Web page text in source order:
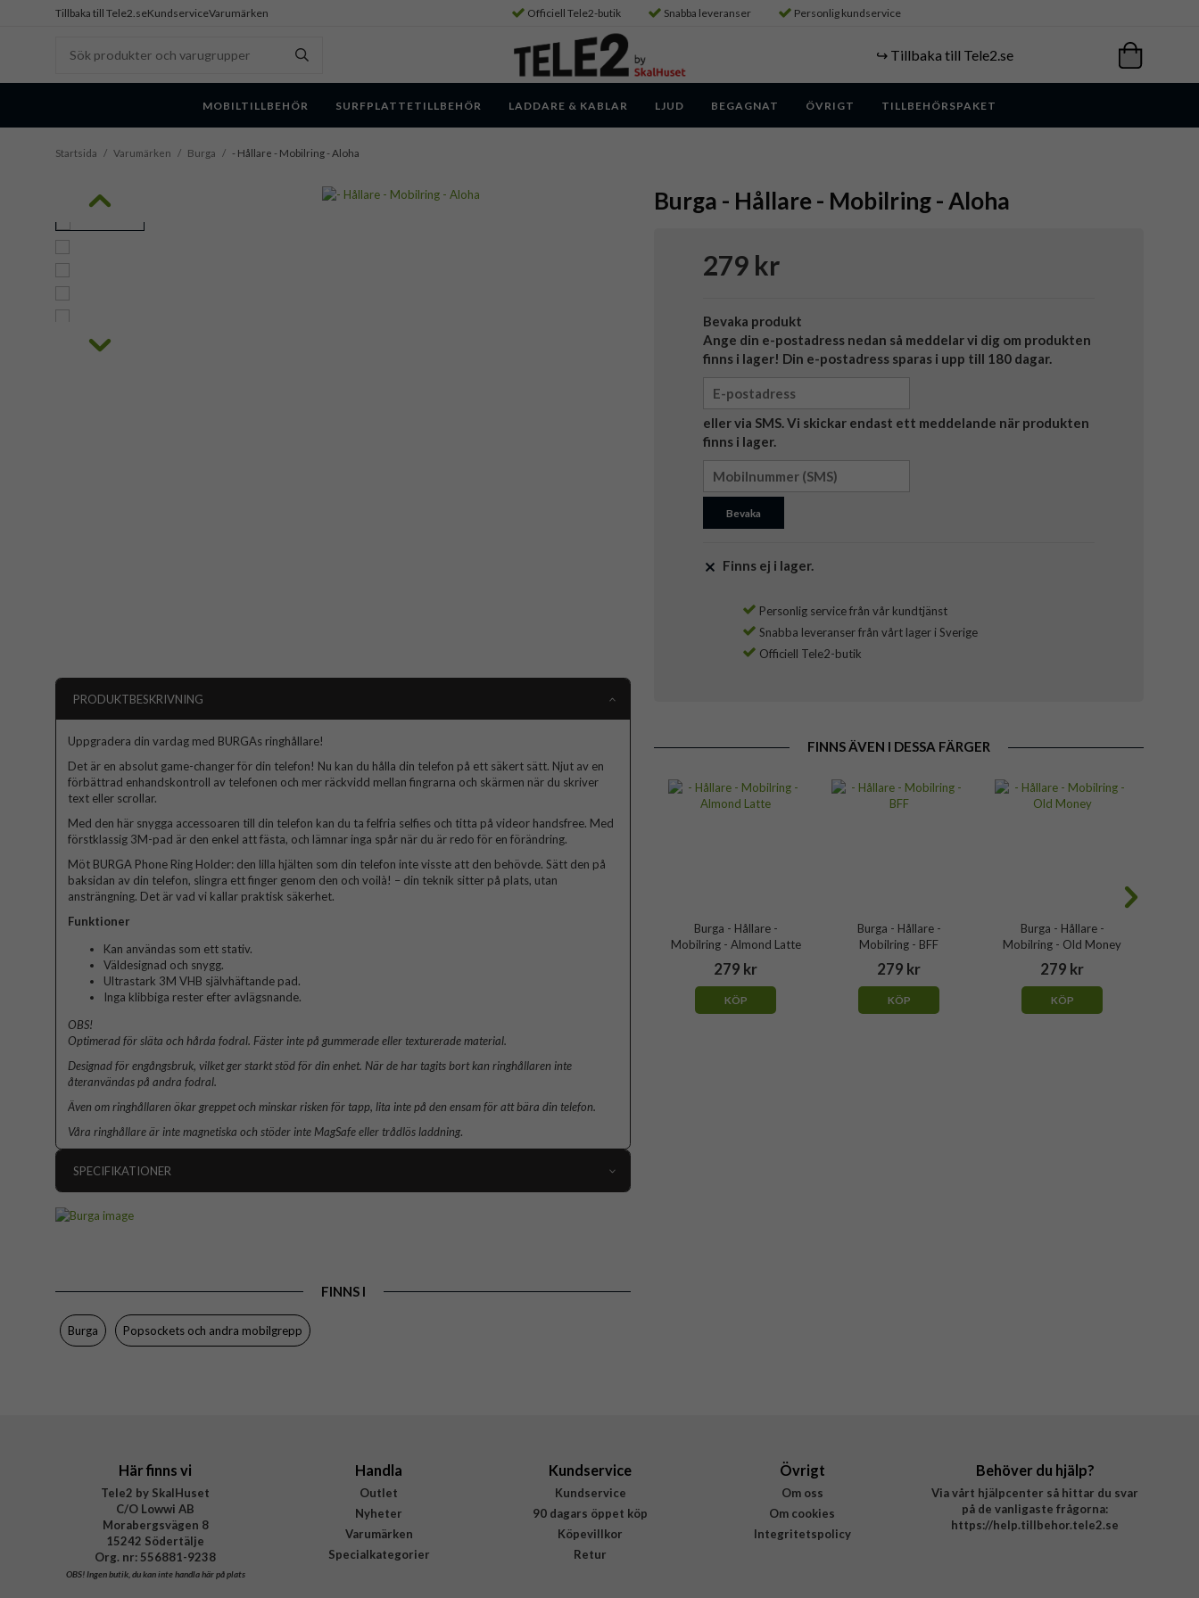
Tillbaka till Tele2.seKundserviceVarumärken Officiell Tele2-butik Snabba leveranser Personlig kundservice
↪️ Tillbaka till Tele2.se
MOBILTILLBEHÖR SURFPLATTETILLBEHÖR LADDARE & KABLAR LJUD BEGAGNAT ÖVRIGT TILLBEHÖRSPAKET
Startsida / Varumärken / Burga / - Hållare - Mobilring - Aloha
Burga - Hållare - Mobilring - Aloha
279 kr
Bevaka produkt
Ange din e-postadress nedan så meddelar vi dig om produkten
finns i lager! Din e-postadress sparas i upp till 180 dagar.
eller via SMS. Vi skickar endast ett meddelande när produkten
finns i lager.
Bevaka
Finns ej i lager.
Personlig service från vår kundtjänst
Snabba leveranser från vårt lager i Sverige
Officiell Tele2-butik
FINNS ÄVEN I DESSA FÄRGER
Burga - Hållare -
Mobilring - Almond Latte
279 kr
KÖP
Burga - Hållare -
Mobilring - BFF
279 kr
KÖP
Burga - Hållare -
Mobilring - Old Money
279 kr
KÖP
PRODUKTBESKRIVNING
Uppgradera din vardag med BURGAs ringhållare!
Det är en absolut game-changer för din telefon! Nu kan du hålla din telefon på ett säkert sätt. Njut av en
förbättrad enhandskontroll av telefonen och mer räckvidd mellan fingrarna och skärmen när du skriver
text eller scrollar.
Med den här snygga accessoaren till din telefon kan du ta felfria selfies och titta på videor handsfree. Med
förstklassig 3M-pad är den enkel att fästa, och lämnar inga spår när du är redo för en förändring.
Möt BURGA Phone Ring Holder: den lilla hjälten som din telefon inte visste att den behövde. Sätt den på
baksidan av din telefon, slingra ett finger genom den och voilà! – din teknik sitter på plats, utan
ansträngning. Det är vad vi kallar praktisk säkerhet.
Funktioner
Kan användas som ett stativ.
Väldesignad och snygg.
Ultrastark 3M VHB självhäftande pad.
Inga klibbiga rester efter avlägsnande.
OBS!
Optimerad för släta och hårda fodral. Fäster inte på gummerade eller texturerade material.
Designad för engångsbruk, vilket ger starkt stöd för din enhet. När de har tagits bort kan ringhållaren inte
återanvändas på andra fodral.
Även om ringhållaren ökar greppet och minskar risken för tapp, lita inte på den ensam för att bära din telefon.
Våra ringhållare är inte magnetiska och stöder inte MagSafe eller trådlös laddning.
SPECIFIKATIONER
Varumärke
Burga
Tillverkarens art nr
EAN
FINNS I
Burga Popsockets och andra mobilgrepp
Här finns vi
Tele2 by SkalHuset
C/O Lowwi AB
Morabergsvägen 8
15242 Södertälje
Org. nr: 556881-9238
OBS!Ingen butik, du kan inte handla här på plats
Handla
Outlet
Nyheter
Varumärken
Specialkategorier
Kundservice
Kundservice
90 dagars öppet köp
Köpevillkor
Retur
Övrigt
Om oss
Om cookies
Integritetspolicy
Behöver du hjälp?
Via vårt hjälpcenter så hittar du svar
på de vanligaste frågorna:
https://help.tillbehor.tele2.se